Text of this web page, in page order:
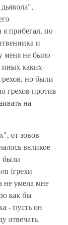
прибегал, по
и
меня не было
иных каких-
но были
грехов против
на
от зовов
великое
были
(грехи
не умела мне
как бы
- пусть он
отвечать.